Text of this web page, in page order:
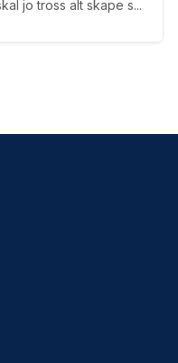
jo tross alt skape s...